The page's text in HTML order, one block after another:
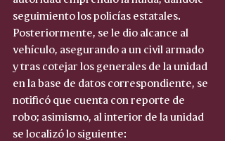
seguimiento los policías estatales.
Posteriormente, se le dio alcance al
vehículo, asegurando a un civil armado
y tras cotejar los generales de la unidad
en la base de datos correspondiente, se
notificó que cuenta con reporte de
robo; asimismo, al interior de la unidad
se localizó lo siguiente: